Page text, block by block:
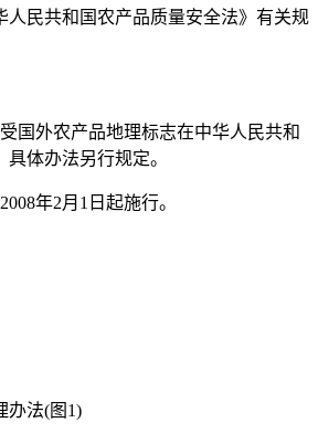
人民共和国农产品质量安全法》有关规
国外农产品地理标志在中华人民共和
体办法另行规定。
年2月1日起施行。